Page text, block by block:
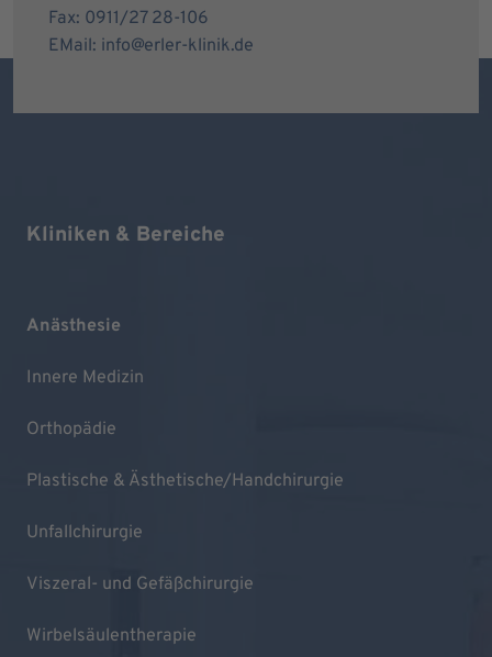
Fax: 0911/27 28-106
EMail: info@erler-klinik.de
Kliniken & Bereiche
Anästhesie
Innere Medizin
Orthopädie
Plastische & Ästhetische/Handchirurgie
Unfallchirurgie
Viszeral- und Gefäßchirurgie
Wirbelsäulentherapie